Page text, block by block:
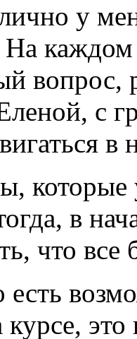
у
каждом
с
в
что все
есть
это